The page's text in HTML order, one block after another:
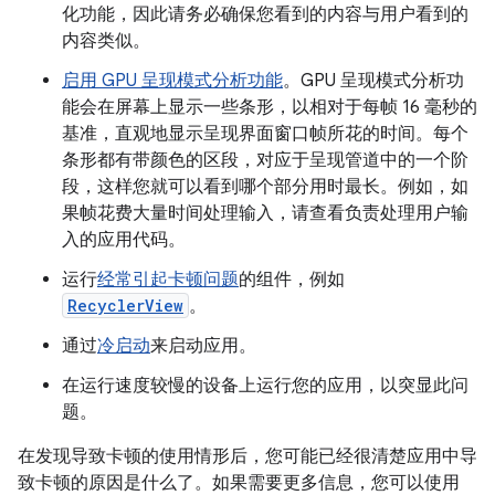
化功能，因此请务必确保您看到的内容与用户看到的
内容类似。
启用 GPU 呈现模式分析功能。GPU 呈现模式分析功
能会在屏幕上显示一些条形，以相对于每帧 16 毫秒的
基准，直观地显示呈现界面窗口帧所花的时间。每个
条形都有带颜色的区段，对应于呈现管道中的一个阶
段，这样您就可以看到哪个部分用时最长。例如，如
果帧花费大量时间处理输入，请查看负责处理用户输
入的应用代码。
运行经常引起卡顿问题的组件，例如
RecyclerView 。
通过冷启动来启动应用。
在运行速度较慢的设备上运行您的应用，以突显此问
题。
在发现导致卡顿的使用情形后，您可能已经很清楚应用中导
致卡顿的原因是什么了。如果需要更多信息，您可以使用